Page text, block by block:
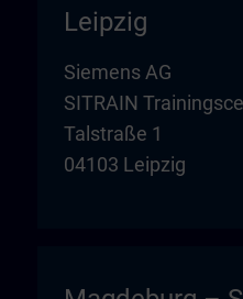
Leipzig
Siemens AG
SITRAIN
Talstraße 1
04103 Leipzig